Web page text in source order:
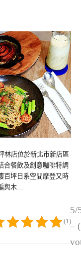
林店位於新北市新店區
合餐飲及創意咖啡特調
百坪日系空間摩登又時
與木…
5/
–
(1)